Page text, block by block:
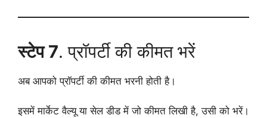
स्टेप 7. प्रॉपर्टी की कीमत भरें
अब आपको प्रॉपर्टी की कीमत भरनी होती है।
इसमें मार्केट वैल्यू या सेल डीड में जो कीमत लिखी है, उसी को भरें।